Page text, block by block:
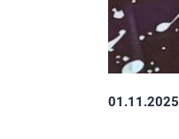
01.11.2025